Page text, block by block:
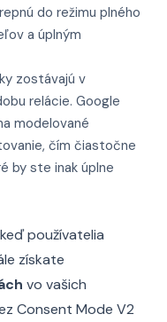
do režimu plného
a úplným
zostávajú v
relácie. Google
modelované
čím čiastočne
by ste inak úplne
používatelia
získate
vo vašich
Consent Mode V2